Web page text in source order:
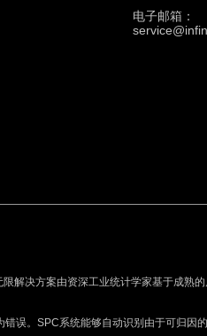
电子邮箱：
解决方案由资深工业统计学家基于成熟
误。SPC系统能够自动识别由于可归因